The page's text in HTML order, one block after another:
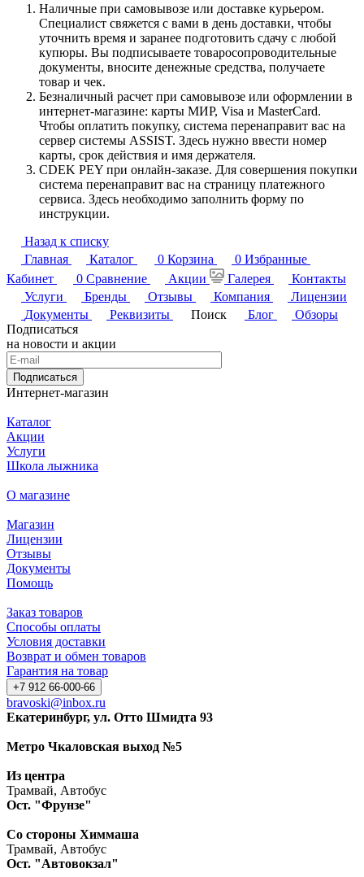
Наличные при самовывозе или доставке курьером.
Специалист свяжется с вами в день доставки, чтобы
уточнить время и заранее подготовить сдачу с любой
купюры. Вы подписываете товаросопроводительные
документы, вносите денежные средства, получаете
товар и чек.
Безналичный расчет при самовывозе или оформлении в
интернет-магазине: карты МИР, Visa и MasterCard.
Чтобы оплатить покупку, система перенаправит вас на
сервер системы ASSIST. Здесь нужно ввести номер
карты, срок действия и имя держателя.
CDEK PEY при онлайн-заказе. Для совершения покупки
система перенаправит вас на страницу платежного
сервиса. Здесь необходимо заполнить форму по
инструкции.
Назад к списку
Главная
Каталог 0 Корзина 0 Избранные
Кабинет
0 Сравнение Акции Галерея
Контакты
Услуги
Бренды Отзывы Компания
Лицензии
Документы
Реквизиты Поиск Блог
Обзоры
Подписаться
на новости и акции
Подписаться
Интернет-магазин
Каталог
Акции
Услуги
Школа лыжника
О магазине
Магазин
Лицензии
Отзывы
Документы
Помощь
Заказ товаров
Способы оплаты
Условия доставки
Возврат и обмен товаров
Гарантия на товар
+7 912 66-000-66
bravoski@inbox.ru
Екатеринбург, ул. Отто Шмидта 93
Метро Чкаловская выход №5
Из центра
Трамвай, Автобус
Ост. "Фрунзе"
Со стороны Химмаша
Трамвай, Автобус
Ост. "Автовокзал"